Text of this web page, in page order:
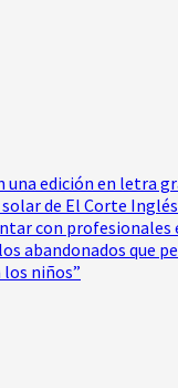
una edición en letra
de El Corte
con profesionales
abandonados que
niños”